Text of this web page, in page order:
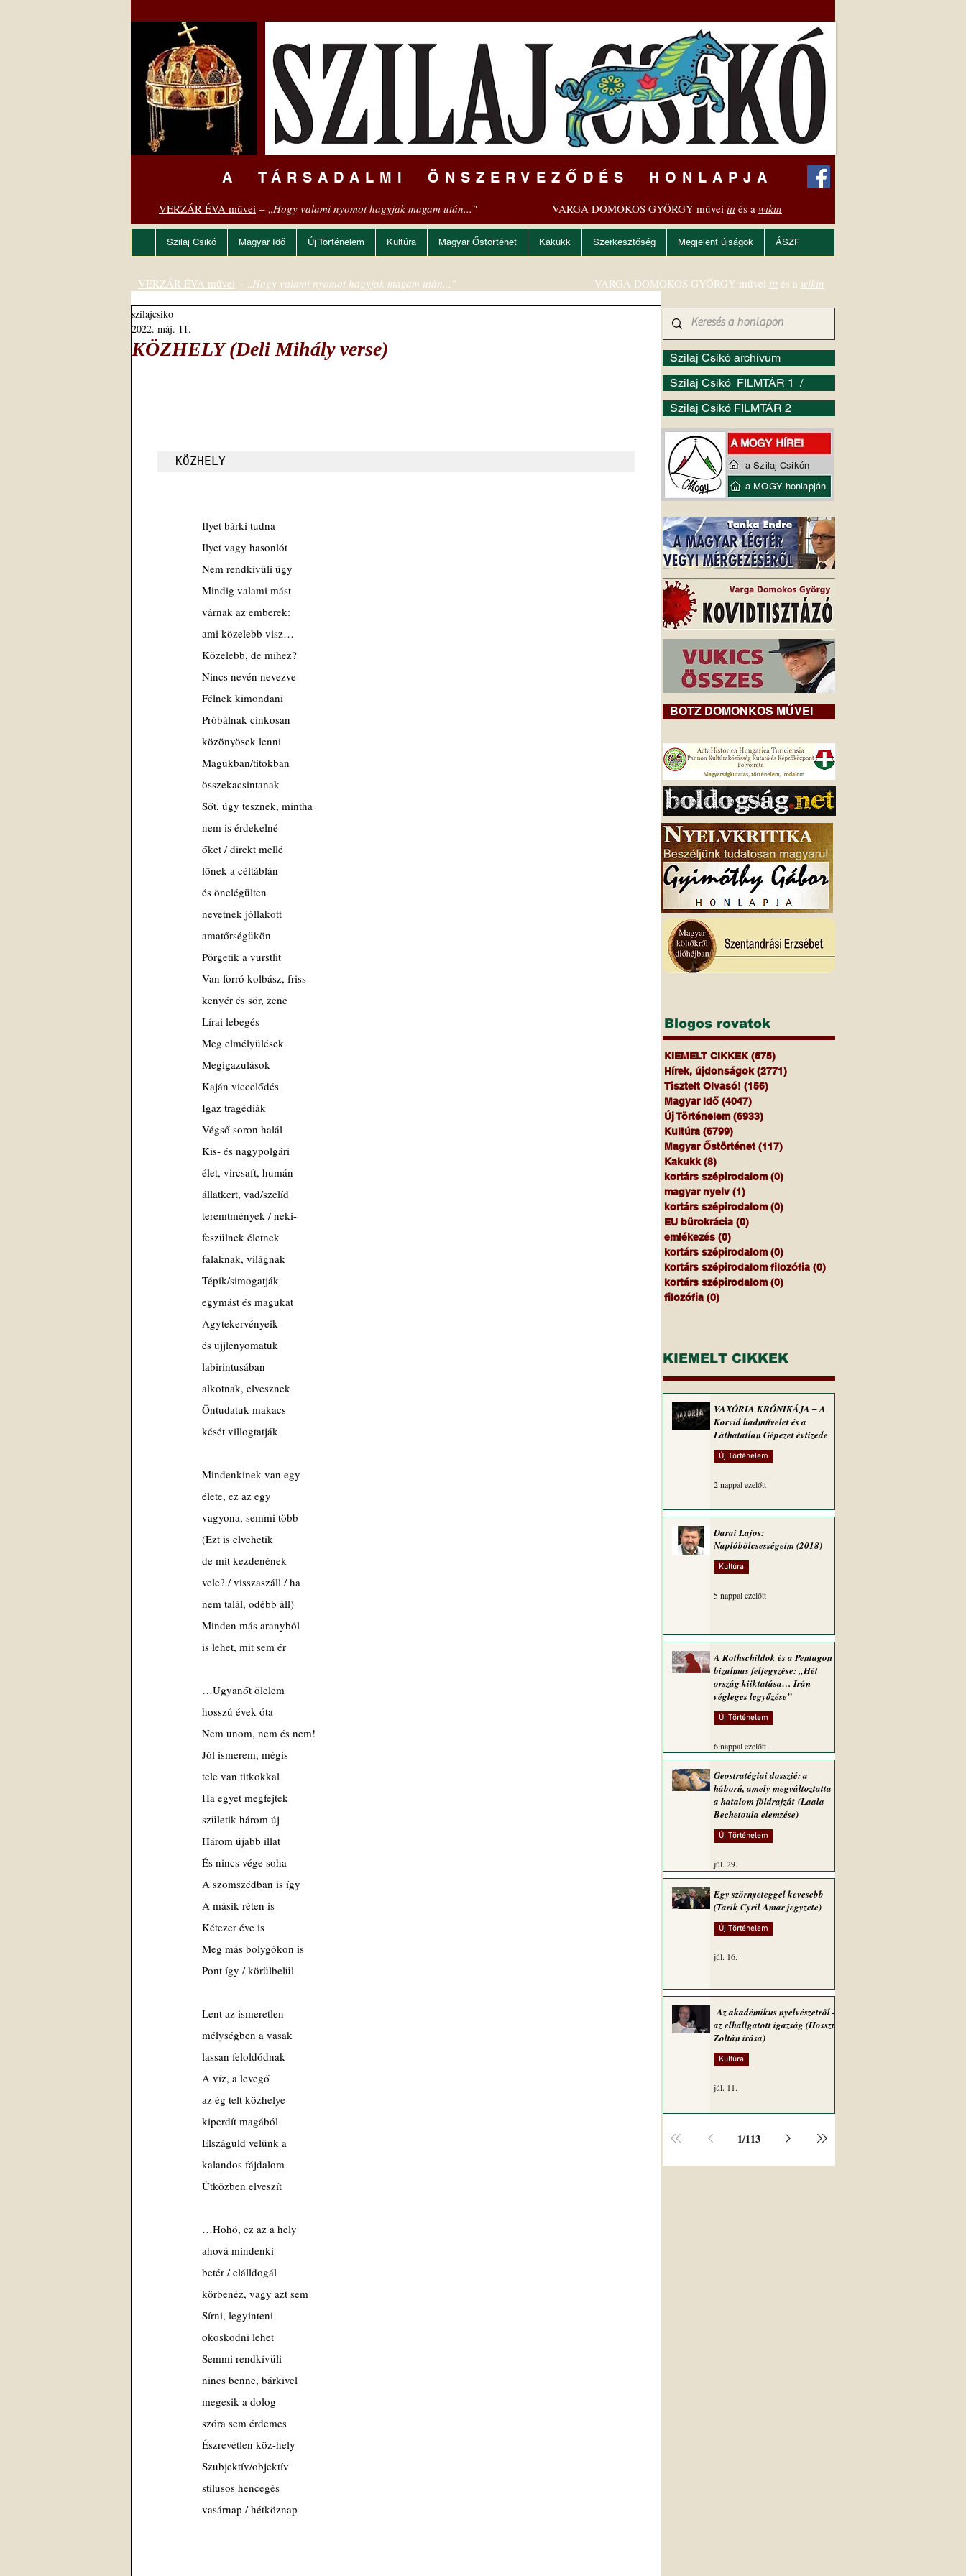
A TÁRSADALMI ÖNSZERVEZŐDÉS HONLAPJA
VERZÁR ÉVA művei – „Hogy valami nyomot hagyjak magam után..." VARGA DOMOKOS GYÖRGY művei ittés a wikin
Szilaj Csikó Magyar Idő Új Történelem Kultúra Magyar Őstörténet Kakukk Szerkesztőség Megjelent újságok ÁSZF
KÖZHELY (Deli Mihály verse)
szilajcsiko
2022. máj. 11.
KÖZHELY
Ilyet bárki tudna
Ilyet vagy hasonlót
Nem rendkívüli ügy
Mindig valami mást
várnak az emberek:
ami közelebb visz…
Közelebb, de mihez?
Nincs nevén nevezve
Félnek kimondani
Próbálnak cinkosan
közönyösek lenni
Magukban/titokban
összekacsintanak
Sőt, úgy tesznek, mintha
nem is érdekelné
őket / direkt mellé
lőnek a céltáblán
és önelégülten
nevetnek jóllakott
amatőrségükön
Pörgetik a vurstlit
Van forró kolbász, friss
kenyér és sör, zene
Lírai lebegés
Meg elmélyülések
Megigazulások
Kaján viccelődés
Igaz tragédiák
Végső soron halál
Kis- és nagypolgári
élet, vircsaft, humán
állatkert, vad/szelíd
teremtmények / neki-
feszülnek életnek
falaknak, világnak
Tépik/simogatják
egymást és magukat
Agytekervényeik
és ujjlenyomatuk
labirintusában
alkotnak, elvesznek
Öntudatuk makacs
kését villogtatják
Mindenkinek van egy
élete, ez az egy
vagyona, semmi több
(Ezt is elvehetik
de mit kezdenének
vele? / visszaszáll / ha
nem talál, odébb áll)
Minden más aranyból
is lehet, mit sem ér
…Ugyanőt ölelem
hosszú évek óta
Nem unom, nem és nem!
Jól ismerem, mégis
tele van titkokkal
Ha egyet megfejtek
születik három új
Három újabb illat
És nincs vége soha
A szomszédban is így
A másik réten is
Kétezer éve is
Meg más bolygókon is
Pont így / körülbelül
Lent az ismeretlen
mélységben a vasak
lassan feloldódnak
A víz, a levegő
az ég telt közhelye
kiperdít magából
Elszáguld velünk a
kalandos fájdalom
Útközben elveszít
…Hohó, ez az a hely
ahová mindenki
betér / elálldogál
körbenéz, vagy azt sem
Sírni, legyinteni
okoskodni lehet
Semmi rendkívüli
nincs benne, bárkivel
megesik a dolog
szóra sem érdemes
Észrevétlen köz-hely
Szubjektív/objektív
stílusos hencegés
vasárnap / hétköznap
Szilaj Csikó archívum
Szilaj Csikó FILMTÁR 1 /
Szilaj Csikó FILMTÁR 2
VERZÁR ÉVA művei – „Hogy valami nyomot hagyjak magam után..." VARGA DOMOKOS GYÖRGY művei itt és a wikin
BOTZ DOMONKOS MŰVEI
Blogos rovatok
KIEMELT CIKKEK (675)
Hírek, újdonságok (2771)
Tisztelt Olvasó! (156)
Magyar Idő (4047)
Új Történelem (6933)
Kultúra (6799)
Magyar Őstörténet (117)
Kakukk (8)
kortárs szépirodalom (0)
magyar nyelv (1)
kortárs szépirodalom (0)
EU bürokrácia (0)
emlékezés (0)
kortárs szépirodalom (0)
kortárs szépirodalom filozófia (0)
kortárs szépirodalom (0)
filozófia (0)
KIEMELT CIKKEK
VAXÓRIA KRÓNIKÁJA ‒ A
Korvid hadművelet és a
Láthatatlan Gépezet évtizede
Új Történelem
2 nappal ezelőtt
Darai Lajos:
Naplóbölcsességeim (2018)
Kultúra
5 nappal ezelőtt
A Rothschildok és a Pentagon
bizalmas feljegyzése: „Hét
ország kiiktatása… Irán
végleges legyőzése”
Új Történelem
6 nappal ezelőtt
Geostratégiai dosszié: a
háború, amely megváltoztatta
a hatalom földrajzát (Laala
Bechetoula elemzése)
Új Történelem
júl. 29.
Egy szörnyeteggel kevesebb
(Tarik Cyril Amar jegyzete)
Új Történelem
júl. 16.
Az akadémikus nyelvészetről –
az elhallgatott igazság (Hosszú
Zoltán írása)
Kultúra
júl. 11.
1/113
a Szilaj Csikón
a MOGY honlapján